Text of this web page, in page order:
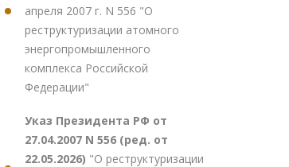
апреля 2007 г. N 556 "О
реструктуризации атомного
энергопромышленного
комплекса Российской
Федерации"
Указ Президента РФ от
27.04.2007 N 556 (ред. от
22.05.2026) "О реструктуризации